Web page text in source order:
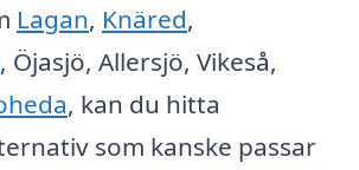
Lagan, Knäred,
, Öjasjö, Allersjö, Vikeså,
, kan du hitta
som kanske passar